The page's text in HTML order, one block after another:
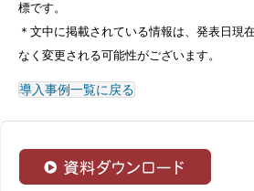
標です。
＊文中に掲載されている情報は、発表日現
なく変更される可能性がございます。
導入事例一覧に戻る